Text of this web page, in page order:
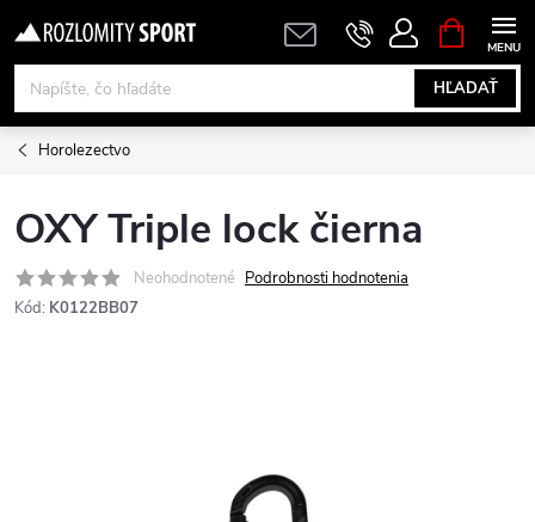
na
obsah
HĽADAŤ
KOŠÍK
Horolezectvo
OXY Triple lock čierna
Neohodnotené Podrobnosti hodnotenia
Kód: K0122BB07